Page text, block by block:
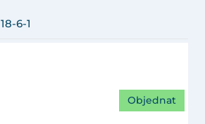
18-6-1
Objednat